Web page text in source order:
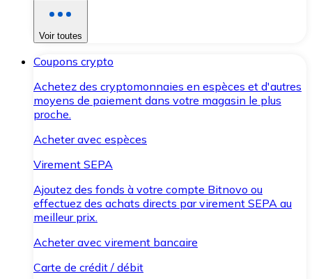
Voir toutes
Coupons crypto
Achetez des cryptomonnaies en espèces et d'autres
moyens de paiement dans votre magasin le plus
proche.
Acheter avec espèces
Virement SEPA
Ajoutez des fonds à votre compte Bitnovo ou
effectuez des achats directs par virement SEPA au
meilleur prix.
Acheter avec virement bancaire
Carte de crédit / débit